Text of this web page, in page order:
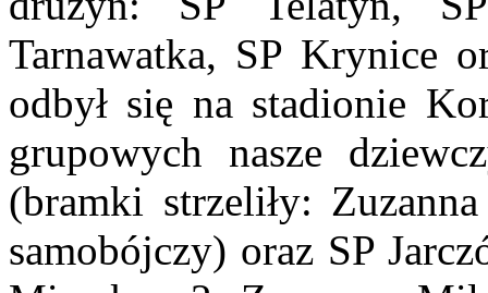
Tarnawatka, SP Krynice
odbył się na stadionie
grupowych nasze
(bramki strzeliły:
samobójczy) oraz SP